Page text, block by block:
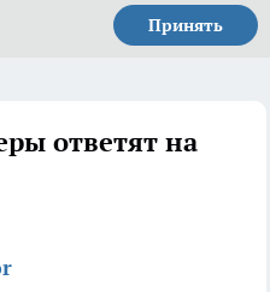
Принять
ответят на